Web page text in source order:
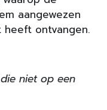
aangewezen
ontvangen.
niet op een